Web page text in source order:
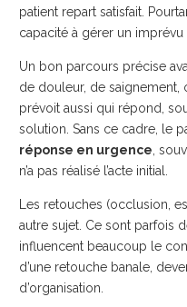
patient repart satisfait.
capacité à gérer un imprévu
Un bon parcours précise
de douleur, de saignement,
prévoit aussi qui répond,
solution. Sans ce cadre, le
réponse en urgence ,
n’a pas réalisé l’acte initial.
Les retouches (occlusion,
autre sujet. Ce sont parfois
influencent beaucoup le
d’une retouche banale,
d’organisation.